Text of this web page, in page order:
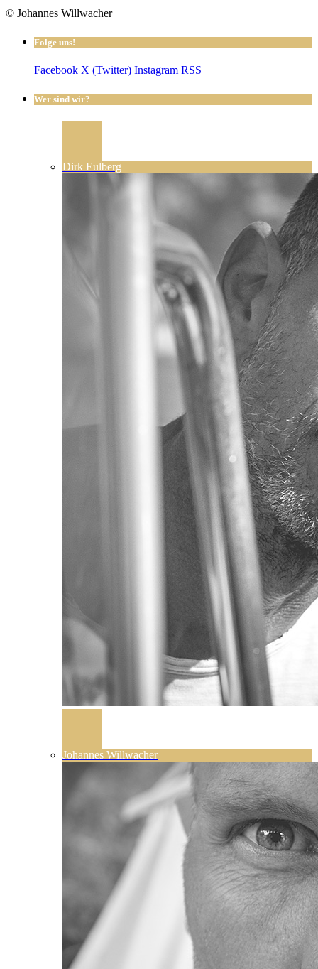
© Johannes Willwacher
Folge uns!
Facebook X (Twitter) Instagram RSS
Wer sind wir?
Dirk Eulberg
Johannes Willwacher